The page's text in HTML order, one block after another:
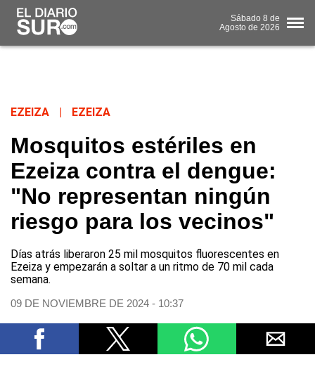
Sábado 8 de
Agosto de 2026
EZEIZA EZEIZA
Mosquitos estériles en
Ezeiza contra el dengue:
"No representan ningún
riesgo para los vecinos"
Días atrás liberaron 25 mil mosquitos fluorescentes en
Ezeiza y empezarán a soltar a un ritmo de 70 mil cada
semana.
09 DE NOVIEMBRE DE 2024 - 10:37